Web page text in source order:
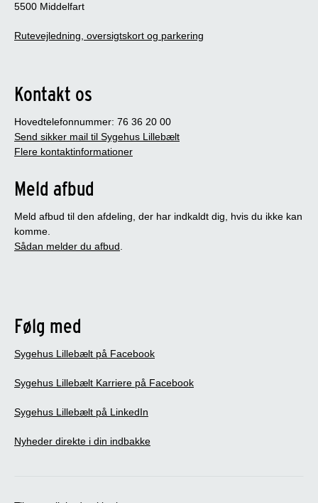
5500 Middelfart
Rutevejledning, oversigtskort og parkering
Kontakt os
Hovedtelefonnummer: 76 36 20 00
Send sikker mail til Sygehus Lillebælt
Flere kontaktinformationer
Meld afbud
Meld afbud til den afdeling, der har indkaldt dig, hvis du ikke kan
komme.
Sådan melder du afbud.
Følg med
Sygehus Lillebælt på Facebook
Sygehus Lillebælt Karriere på Facebook
Sygehus Lillebælt på LinkedIn
Nyheder direkte i din indbakke